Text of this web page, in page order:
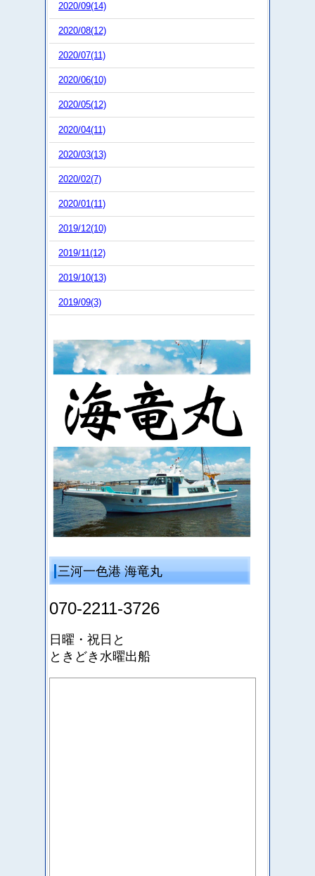
2020/09(14)
2020/08(12)
2020/07(11)
2020/06(10)
2020/05(12)
2020/04(11)
2020/03(13)
2020/02(7)
2020/01(11)
2019/12(10)
2019/11(12)
2019/10(13)
2019/09(3)
三河一色港 海竜丸
070-2211-3726
日曜・祝日と
ときどき水曜出船